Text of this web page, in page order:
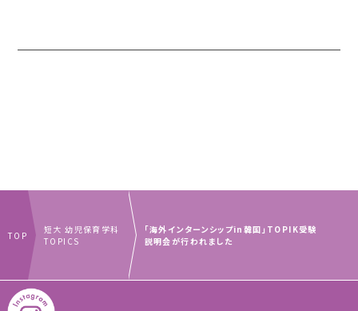
TOP
短大 幼児保育学科
TOPICS
「海外インターンシップin韓国」TOPIK受験
説明会が行われました